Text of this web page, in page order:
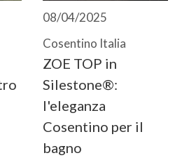
08/04/2025
Cosentino Italia
ZOE TOP in
Silestone®:
l'eleganza
Cosentino per il
bagno